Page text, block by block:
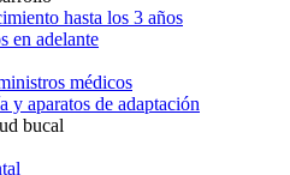
hasta los 3 años
en adelante
médicos
y aparatos de adaptación
bucal